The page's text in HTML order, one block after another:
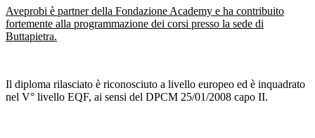
Aveprobi è partner della Fondazione Academy e ha contribuito
fortemente alla programmazione dei corsi presso la sede di
Buttapietra.
Il diploma rilasciato è riconosciuto a livello europeo ed è inquadrato
nel V° livello EQF, ai sensi del DPCM 25/01/2008 capo II.